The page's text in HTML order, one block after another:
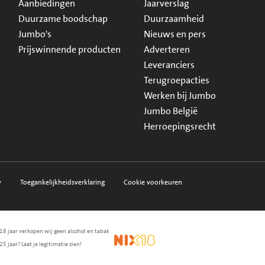
Aanbiedingen
Duurzame boodschap
Jumbo's
Prijswinnende producten
Jaarverslag
Duurzaamheid
Nieuws en pers
Adverteren
Leveranciers
Terugroepacties
Werken bij Jumbo
Jumbo België
Herroepingsrecht
Toegankelijkheidsverklaring Cookie voorkeuren
jaar verkopen wij geen alcohol en tabak
jaar? Laat je legitimatie zien!
NIX18